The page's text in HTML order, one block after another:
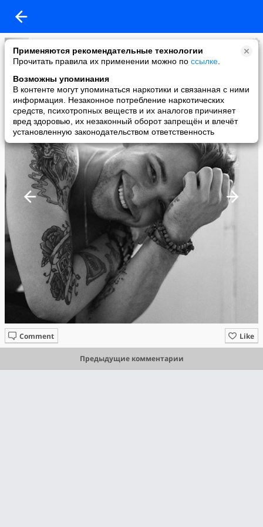
Применяются рекомендательные технологии
Прочитать правила их применении можно по ссылке
Возможны упоминания
В контенте могут упоминаться наркотики и связанная с ними
информация. Незаконное потребление наркотических
средств, психотропных веществ и их аналогов причиняет
вред здоровью, их незаконный оборот запрещён и влечёт
установленную законодательством ответственность
vvp vvp
added a photo
25 Feb в 14:10
Like
Comment
Предыдущие комментарии